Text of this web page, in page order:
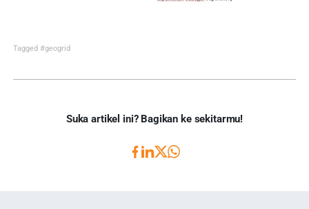
Tagged #geogrid
Suka artikel ini? Bagikan ke sekitarmu!